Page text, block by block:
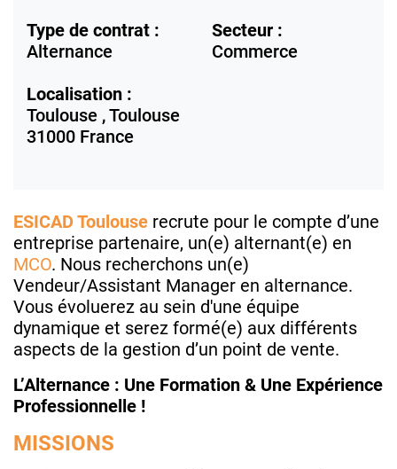
Type de contrat :
Alternance
Secteur :
Commerce
Localisation :
Toulouse ,Toulouse
31000 France
ESICAD Toulouse recrute pour le compte d’une
entreprise partenaire, un(e) alternant(e) en
MCO. Nous recherchons un(e)
Vendeur/Assistant Manager en alternance.
Vous évoluerez au sein d'une équipe
dynamique et serez formé(e) aux différents
aspects de la gestion d’un point de vente.
L’Alternance : Une Formation & Une Expérience
Professionnelle !
MISSIONS